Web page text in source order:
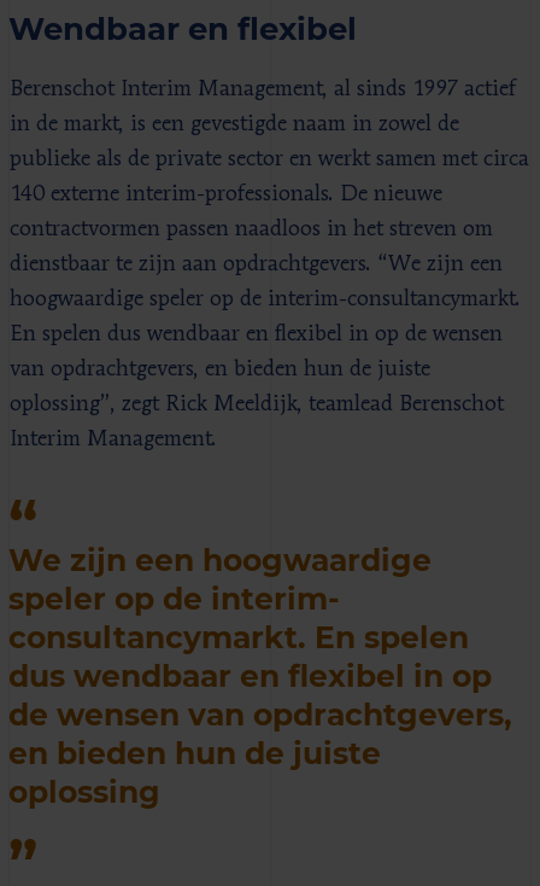
Wendbaar en flexibel
Berenschot Interim Management, al sinds 1997 actief
in de markt, is een gevestigde naam in zowel de
publieke als de private sector en werkt samen met circa
140 externe interim-professionals. De nieuwe
contractvormen passen naadloos in het streven om
dienstbaar te zijn aan opdrachtgevers. “We zijn een
hoogwaardige speler op de interim-consultancymarkt.
En spelen dus wendbaar en flexibel in op de wensen
van opdrachtgevers, en bieden hun de juiste
oplossing”, zegt Rick Meeldijk, teamlead Berenschot
Interim Management.
We zijn een hoogwaardige
speler op de interim-
consultancymarkt. En spelen
dus wendbaar en flexibel in op
de wensen van opdrachtgevers,
en bieden hun de juiste
oplossing